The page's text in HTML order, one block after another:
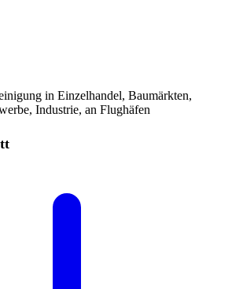
in Einzelhandel, Baumärkten,
Industrie, an Flughäfen